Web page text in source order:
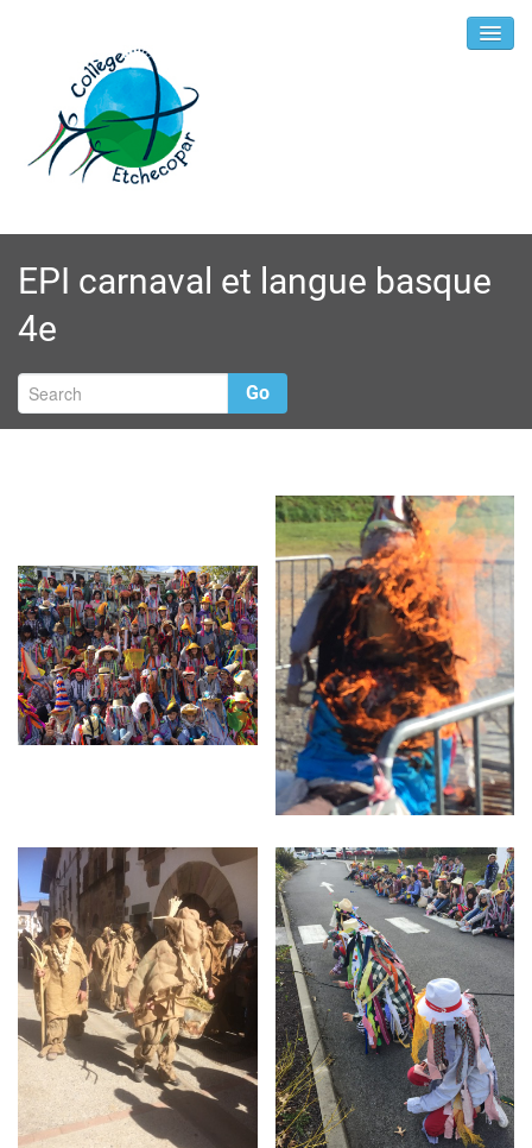
EPI carnaval et langue basque
4e
Go